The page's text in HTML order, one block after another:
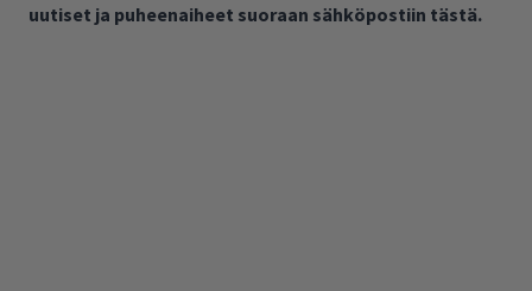
uutiset ja puheenaiheet suoraan sähköpostiin tästä.